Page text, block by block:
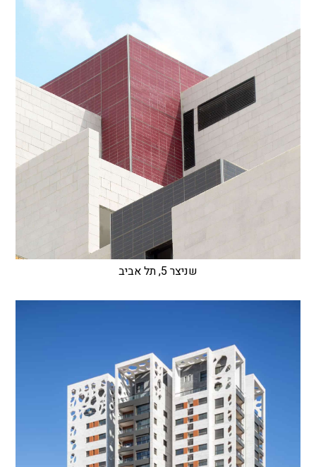
שניצר 5, תל אביב